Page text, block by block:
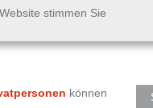
stimmen Sie
können